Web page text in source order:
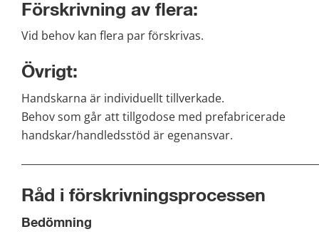
Förskrivning av flera:
Vid behov kan flera par förskrivas.
Övrigt:
Handskarna är individuellt tillverkade.
Behov som går att tillgodose med prefabricerade
handskar/handledsstöd är egenansvar.
Råd i förskrivningsprocessen
Bedömning